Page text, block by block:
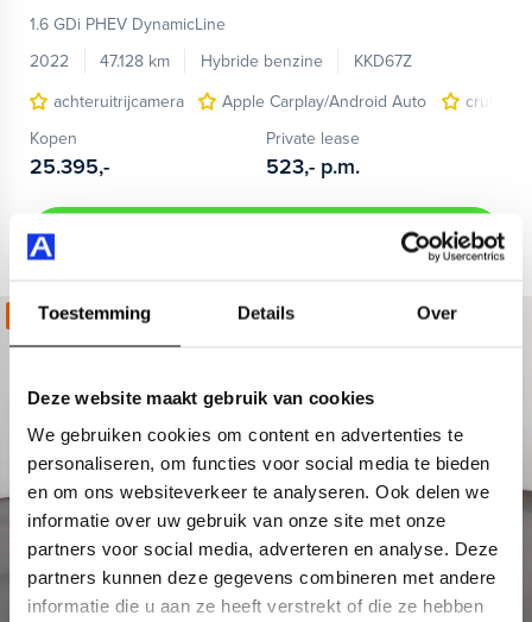
Toestemming Details Over
Deze website maakt gebruik van cookies
We gebruiken cookies om content en advertenties te
personaliseren, om functies voor social media te bieden
en om ons websiteverkeer te analyseren. Ook delen we
informatie over uw gebruik van onze site met onze
partners voor social media, adverteren en analyse. Deze
partners kunnen deze gegevens combineren met andere
informatie die u aan ze heeft verstrekt of die ze hebben
1.6 GDi PHEV DynamicLine
2022
47.128 km Hybride benzine
KKD67Z
achteruitrijcamera
Apple Carplay/Android Auto
cruise
Kopen
25.395,-
Private lease
523,- p.m.
Kies jouw zomerdeal!